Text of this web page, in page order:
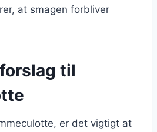
at smagen forbliver
til
er det vigtigt at